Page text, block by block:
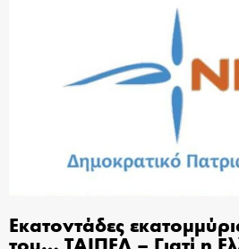
Εκατοντάδες
του… ΤΑΙΠΕΔ – Γιατί η